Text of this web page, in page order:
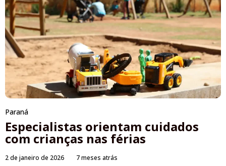
Paraná
Especialistas orientam cuidados
com crianças nas férias
2 de janeiro de 2026 7 meses atrás